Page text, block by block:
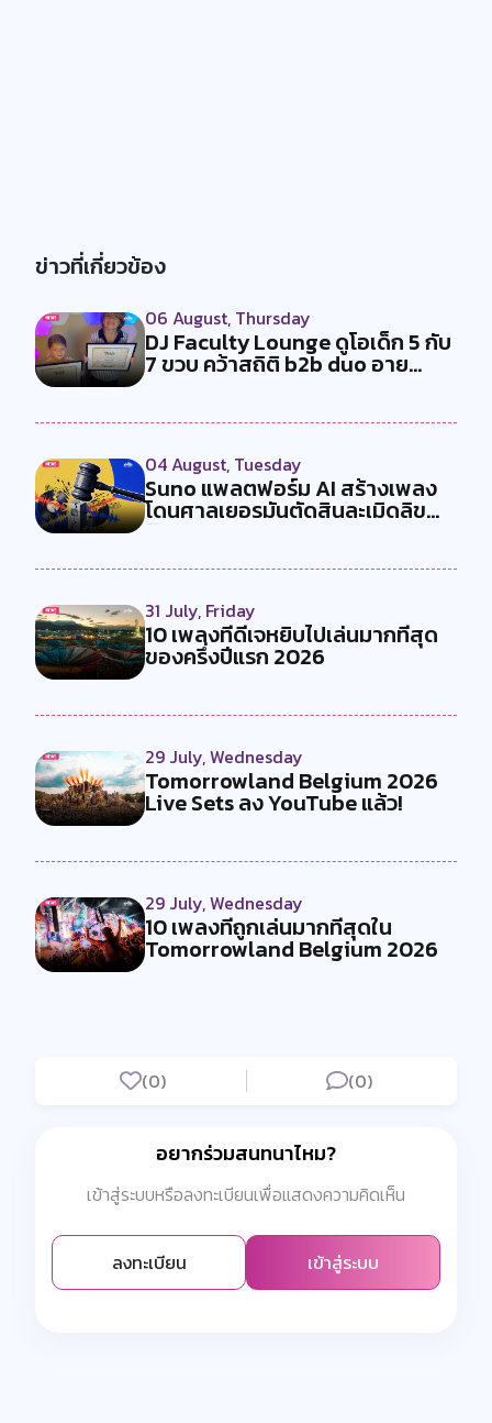
ข่าวที่เกี่ยวข้อง
06 August, Thursday
DJ Faculty Lounge ดูโอเด็ก 5 กับ
7 ขวบ คว้าสถิติ b2b duo อาย...
04 August, Tuesday
Suno แพลตฟอร์ม AI สร้างเพลง
โดนศาลเยอรมันตัดสินละเมิดลิข
31 July, Friday
10 เพลงที่ดีเจหยิบไปเล่นมากที่สุด
ของครึ่งปีแรก 2026
29 July, Wednesday
Tomorrowland Belgium 2026
Live Sets ลง YouTube แล้ว!
29 July, Wednesday
10 เพลงที่ถูกเล่นมากที่สุดใน
Tomorrowland Belgium 2026
(0) (0)
อยากร่วมสนทนาไหม?
เข้าสู่ระบบหรือลงทะเบียนเพื่อแสดงความคิดเห็น
ลงทะเบียน เข้าสู่ระบบ